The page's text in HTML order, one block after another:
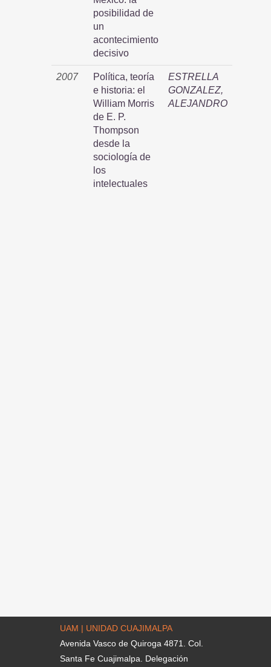
posibilidad de
un
acontecimiento
decisivo
2007
Política, teoría
e historia: el
William Morris
de E. P.
Thompson
desde la
sociología de
los
intelectuales
ESTRELLA
GONZALEZ,
ALEJANDRO
UAM | UNIDAD CUAJIMALPA
Avenida Vasco de Quiroga 4871. Col.
Santa Fe Cuajimalpa. Delegación